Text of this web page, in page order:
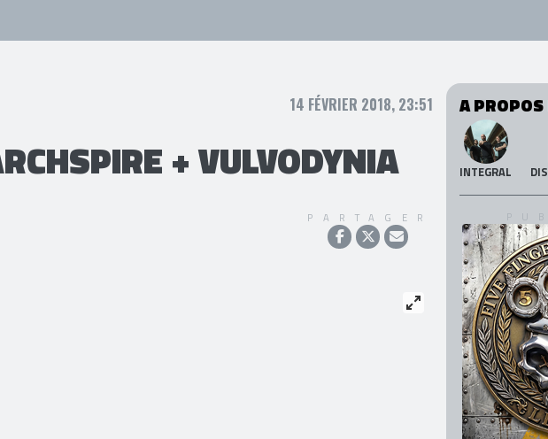
14 FÉVRIER 2018, 23:51
+ VULVODYNIA
PARTAGER
A PROPOS
INTEGRAL